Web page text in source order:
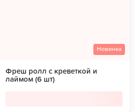
Новинка
Фреш ролл с креветкой и
лаймом (6 шт)